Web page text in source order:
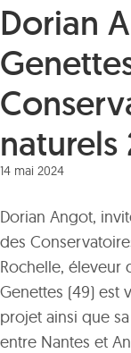
Dorian
naturels
14 mai 2024
Dorian Angot,
des
Rochelle, éleveur
Genettes (49) est
projet ainsi que
entre Nantes et